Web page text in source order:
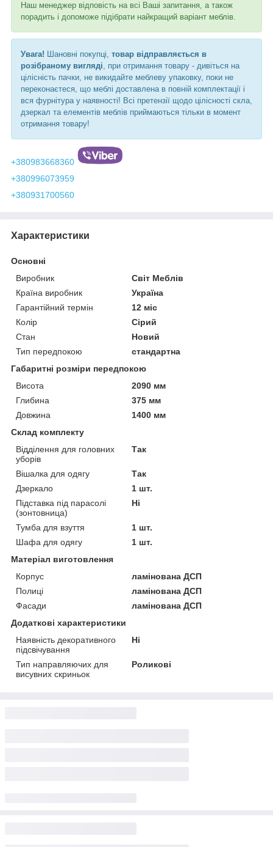
Наш менеджер відповість на всі Ваші запитання, а також
порадить і допоможе підібрати найкращий варіант меблів.
Увага! Шановні покупці, товар відправляється в
розібраному вигляді , при отримання товару - дивіться на
цілісність пачки, не викидайте меблеву упаковку, поки не
переконаєтеся, що меблі доставлена в повній комплектації і
вся фурнітура у наявності! Всі претензії щодо цілісності скла,
дзеркал та елементів меблів приймаються тільки в момент
отримання товару!
+380983668360
+380996073959
+380931700560
Характеристики
Основні
Виробник
Світ Меблів
Країна виробник
Україна
Гарантійний термін
12 міс
Колір
Сірий
Стан
Новий
Тип передпокою
стандартна
Габаритні розміри передпокою
Висота
2090 мм
Глибина
375 мм
Довжина
1400 мм
Склад комплекту
Відділення для головних
уборів
Так
Вішалка для одягу
Так
Дзеркало
1 шт.
Підставка під парасолі
(зонтовница)
Ні
Тумба для взуття
1 шт.
Шафа для одягу
1 шт.
Матеріал виготовлення
Корпус
ламінована ДСП
Полиці
ламінована ДСП
Фасади
ламінована ДСП
Додаткові характеристики
Наявність декоративного
підсвічування
Ні
Тип направляючих для
висувних скриньок
Роликові